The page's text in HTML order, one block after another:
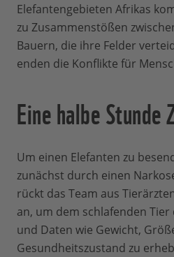
Elefantengebieten Afrikas
zu Zusammenstößen
Bauern, die ihre Felder
enden die Konflikte für
Eine halbe Stunde
Um einen Elefanten zu
zunächst durch einen
rückt das Team aus
an, um dem schlafenden Tier
und Daten wie Gewicht,
Gesundheitszustand zu